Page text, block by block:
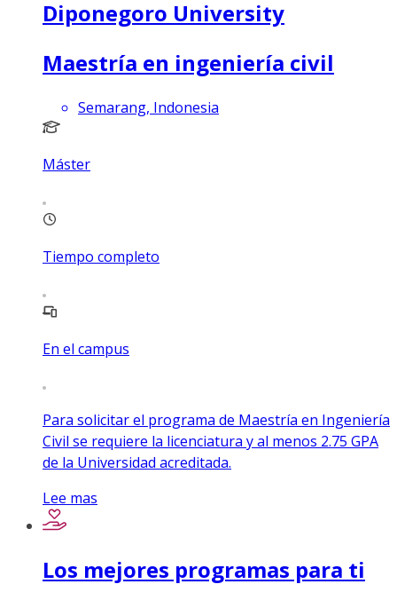
Diponegoro University
Maestría en ingeniería civil
Semarang, Indonesia
Máster
Tiempo completo
En el campus
Para solicitar el programa de Maestría en Ingeniería
Civil se requiere la licenciatura y al menos 2.75 GPA
de la Universidad acreditada.
Lee mas
Los mejores programas para ti